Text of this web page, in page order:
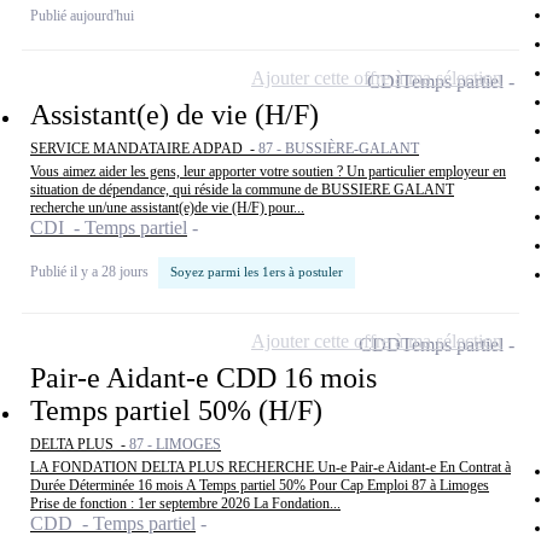
Publié aujourd'hui
Assistant(e) de vie (H/F)
SERVICE MANDATAIRE ADPAD - 87 - BUSSIÈRE-GALANT
Vous aimez aider les gens, leur apporter votre soutien ? Un particulier employeur en
situation de dépendance, qui réside la commune de BUSSIERE GALANT
recherche un/une assistant(e)de vie (H/F) pour...
CDI - Temps partiel
Publié il y a 28 jours Soyez parmi les 1ers à postuler
CDITemps partiel
Ajouter cette offre à ma sélection
Pair-e Aidant-e CDD 16 mois
Temps partiel 50% (H/F)
DELTA PLUS - 87 - LIMOGES
LA FONDATION DELTA PLUS RECHERCHE Un-e Pair-e Aidant-e En Contrat à
Durée Déterminée 16 mois A Temps partiel 50% Pour Cap Emploi 87 à Limoges
Prise de fonction : 1er septembre 2026 La Fondation...
CDD - Temps partiel
CDDTemps partiel
Ajouter cette offre à ma sélection